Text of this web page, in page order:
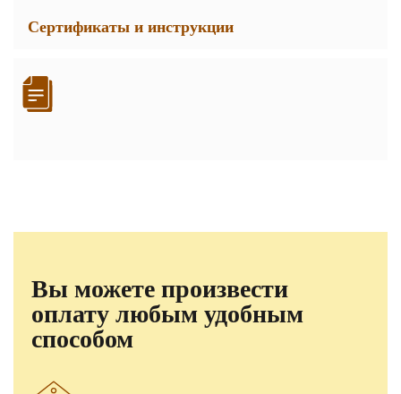
Сертификаты и инструкции
Вы можете произвести
оплату любым удобным
способом